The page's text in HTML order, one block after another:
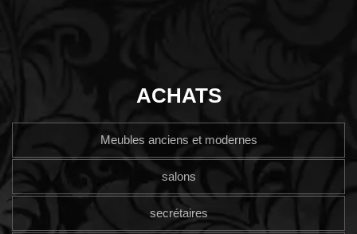
ACHATS
Meubles anciens et modernes
salons
secrétaires